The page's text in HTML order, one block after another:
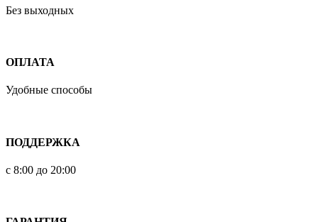
Без выходных
ОПЛАТА
Удобные способы
ПОДДЕРЖКА
с 8:00 до 20:00